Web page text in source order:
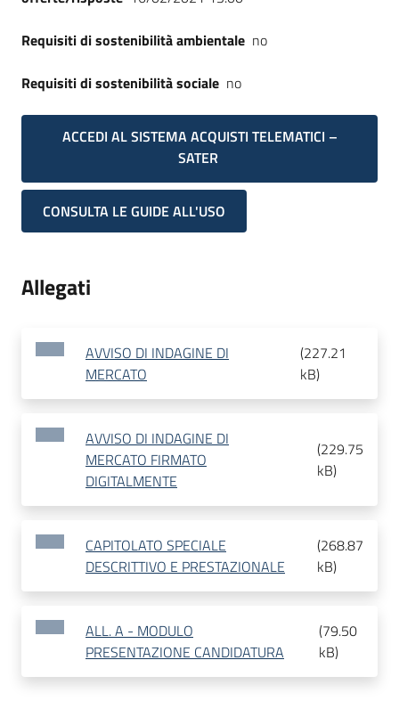
Requisiti di sostenibilità ambientale no
Requisiti di sostenibilità sociale no
ACCEDI AL SISTEMA ACQUISTI TELEMATICI –
SATER
CONSULTA LE GUIDE ALL'USO
Allegati
AVVISO DI INDAGINE DI
MERCATO
(227.21
kB)
AVVISO DI INDAGINE DI
MERCATO FIRMATO
DIGITALMENTE
(229.75
kB)
CAPITOLATO SPECIALE
DESCRITTIVO E PRESTAZIONALE
(268.87
kB)
ALL. A - MODULO
PRESENTAZIONE CANDIDATURA
(79.50
kB)